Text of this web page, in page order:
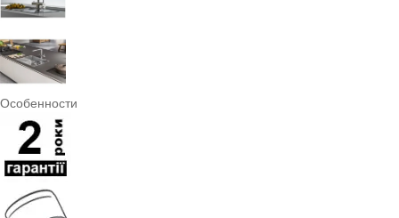
Особенности